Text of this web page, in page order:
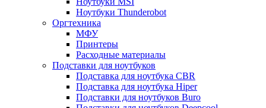
Ноутбуки Thunderobot
Оргтехника
МФУ
Принтеры
Расходные материалы
Подставки для ноутбуков
Подставка для ноутбука CBR
Подставка для ноутбука Hiper
Подставки для ноутбуков Buro